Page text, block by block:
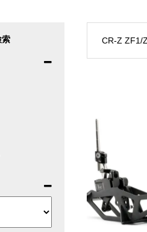
CR-Z ZF1/